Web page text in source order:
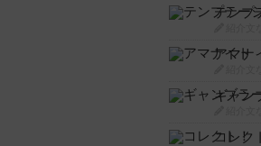
テンプ
アマナ
ギャン
コレク